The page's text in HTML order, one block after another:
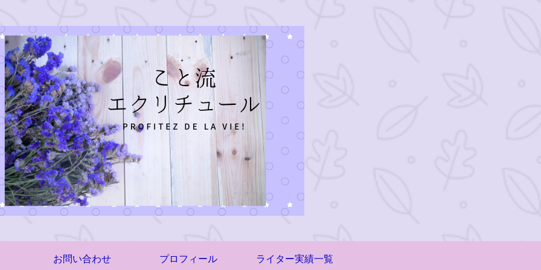
お問い合わせ プロフィール ライター実績一覧